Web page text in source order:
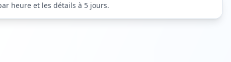
heure et les détails à 5 jours.